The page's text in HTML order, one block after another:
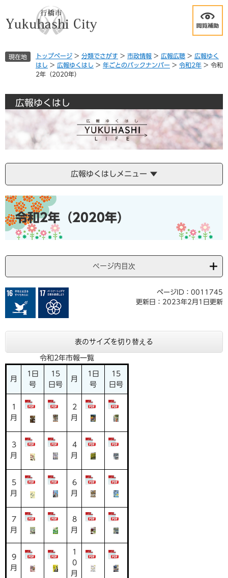
文
現在地 トップページ > 分類でさがす > 市政情報 > 広報広聴 > 広報ゆく
はし > 広報ゆくはし > 年ごとのバックナンバー > 令和2年 > 令和
2年（2020年）
広報ゆくはし
広報ゆくはしメニュー
本
令和2年（2020年）
ページ内目次
ページID：0011745
更新日：2023年2月1日更新
表のサイズを切り替える
令和2年市報一覧
月
1日
号
15
日号
月
1日
号
15
日号
1
月
2
月
3
月
4
月
5
月
6
月
7
月
8
月
9
月
1
0
月